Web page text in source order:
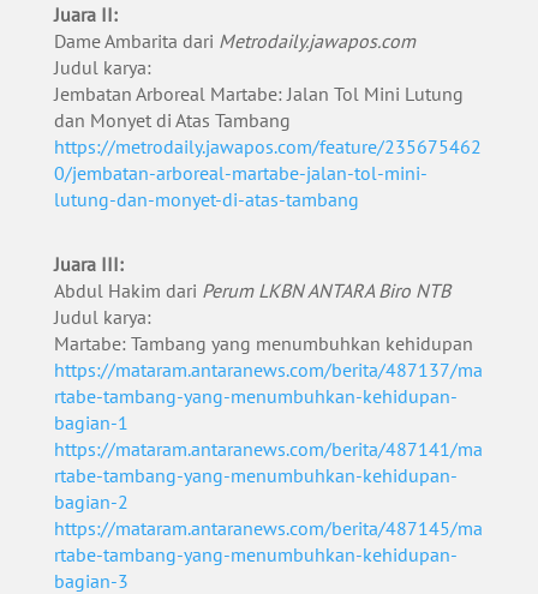
Juara II:
Dame Ambarita dari Metrodaily.jawapos.com
Judul karya:
Jembatan Arboreal Martabe: Jalan Tol Mini Lutung
dan Monyet di Atas Tambang
https://metrodaily.jawapos.com/feature/235675462
0/jembatan-arboreal-martabe-jalan-tol-mini-
lutung-dan-monyet-di-atas-tambang
Juara III:
Abdul Hakim dari Perum LKBN ANTARA Biro NTB
Judul karya:
Martabe: Tambang yang menumbuhkan kehidupan
https://mataram.antaranews.com/berita/487137/ma
rtabe-tambang-yang-menumbuhkan-kehidupan-
bagian-1
https://mataram.antaranews.com/berita/487141/ma
rtabe-tambang-yang-menumbuhkan-kehidupan-
bagian-2
https://mataram.antaranews.com/berita/487145/ma
rtabe-tambang-yang-menumbuhkan-kehidupan-
bagian-3